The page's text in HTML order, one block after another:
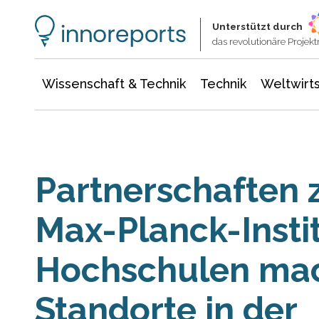
Unterstützt durch
das revolutionäre
Wissenschaft & Technik Technik
Partnerschaften
Max-Planck-
Hochschulen
Standorte in der